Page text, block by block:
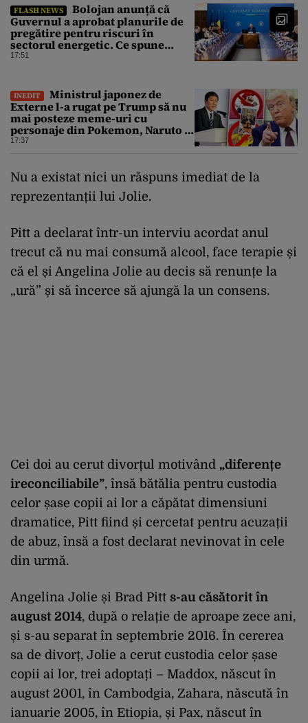
FLASH NEWS
Bolojan anunță că
Guvernul a aprobat planurile de
pregătire pentru riscuri în
sectorul energetic. Ce spune
premierul despre consumul
17:51
INEDIT
Ministrul japonez de
Externe l-a rugat pe Trump să nu
mai posteze meme-uri cu
personaje din Pokemon, Naruto și
Mario pe platformele social-
17:37
Nu a existat nici un răspuns imediat de la
reprezentanții lui Jolie.
Pitt a declarat într-un interviu acordat anul
trecut că nu mai consumă alcool, face terapie și
că el și Angelina Jolie au decis să renunțe la
„ură” și să încerce să ajungă la un consens.
Cei doi au cerut divorțul motivând „diferențe
ireconciliabile”, însă bătălia pentru custodia
celor șase copii ai lor a căpătat dimensiuni
dramatice, Pitt fiind și cercetat pentru acuzații
de abuz, însă a fost declarat nevinovat în cele
din urmă.
Angelina Jolie și Brad Pitt s-au căsătorit în
august 2014, după o relație de aproape zece ani,
și s-au separat în septembrie 2016. În cererea
sa de divorț, Jolie a cerut custodia celor șase
copii ai lor, trei adoptați – Maddox, născut în
august 2001, în Cambodgia, Zahara, născută în
ianuarie 2005, în Etiopia, și Pax, născut în